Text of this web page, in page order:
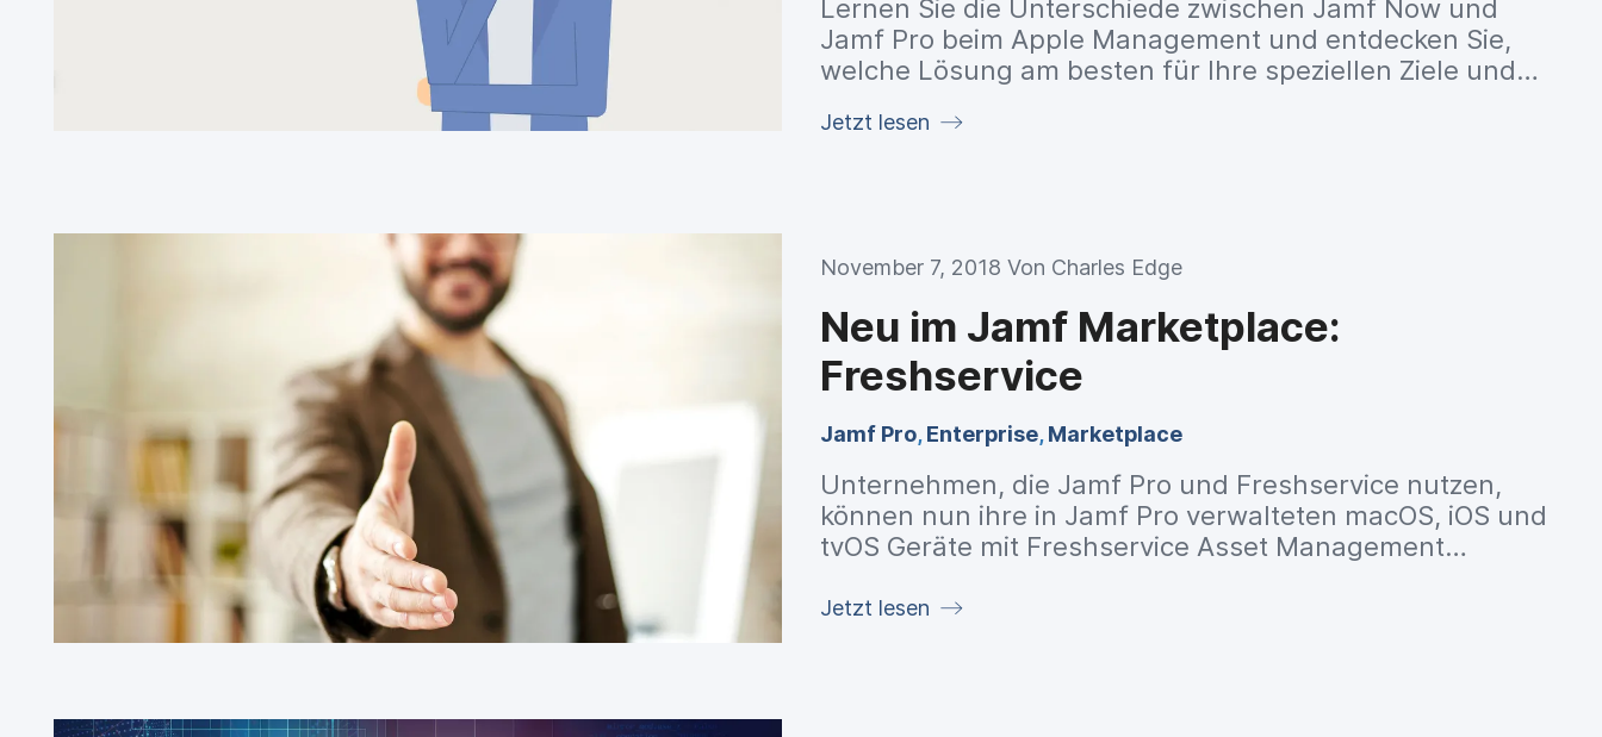
Lernen Sie die Unterschiede zwischen Jamf Now und
Jamf Pro beim Apple Management und entdecken Sie,
welche Lösung am besten für Ihre speziellen Ziele und
Jetzt lesen
November 7, 2018 Von Charles Edge
Neu im Jamf Marketplace:
Freshservice
Jamf Pro,Enterprise,Marketplace
Unternehmen, die Jamf Pro und Freshservice nutzen,
können nun ihre in Jamf Pro verwalteten macOS, iOS und
tvOS Geräte mit Freshservice Asset Management
Jetzt lesen